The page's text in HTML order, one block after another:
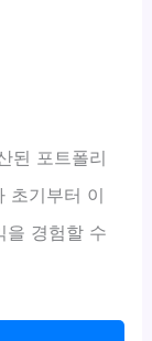
된 포트폴리
초기부터 이
을 경험할 수